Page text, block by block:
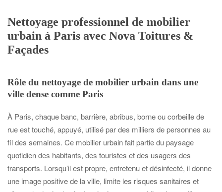
Nettoyage professionnel de mobilier
urbain à Paris avec Nova Toitures &
Façades
Rôle du nettoyage de mobilier urbain dans une
ville dense comme Paris
À Paris, chaque banc, barrière, abribus, borne ou corbeille de
rue est touché, appuyé, utilisé par des milliers de personnes au
fil des semaines. Ce mobilier urbain fait partie du paysage
quotidien des habitants, des touristes et des usagers des
transports. Lorsqu’il est propre, entretenu et désinfecté, il donne
une image positive de la ville, limite les risques sanitaires et